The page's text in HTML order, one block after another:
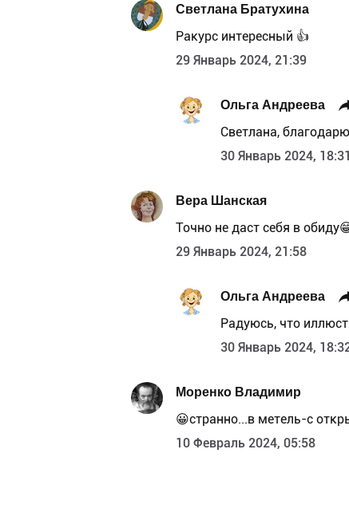
Светлана Братухина
Ракурс интересный 👍
29 Январь 2024, 21:39
Ольга Андреева
Светлана,
30 Январь 2024, 18:31
Вера Шанская
Точно не даст себя в
29 Январь 2024, 21:58
Ольга Андреева
Радуюсь, что
30 Январь 2024,
Моренко Владимир
😀странно...в метель-с
10 Февраль 2024, 05:58